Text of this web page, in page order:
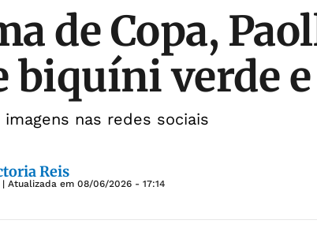
de Copa,
biquíni verde
nas redes sociais
Reis
| Atualizada em 08/06/2026 - 17:14